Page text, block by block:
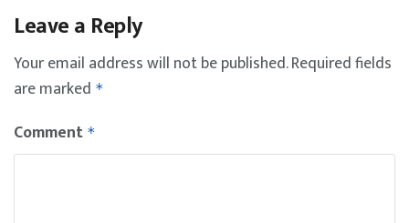
Leave a Reply
Your email address will not be published.Required fields
are marked *
Comment *